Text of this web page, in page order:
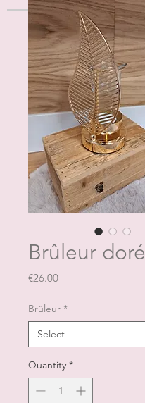
Brûleur doré
€26.00Price
Brûleur *
Quantity *